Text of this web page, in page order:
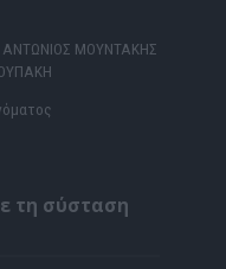
ΑΝΤΩΝΙΟΣ ΜΟΥΝΤΑΚΗΣ
τη σύσταση